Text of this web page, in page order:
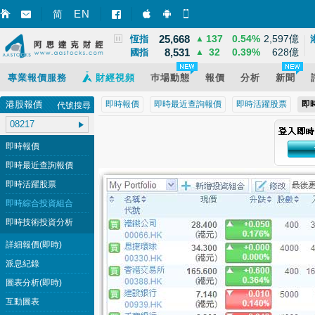
简 EN 智財迅 (iPhone)
智財迅 (Android)
上證 3,940
恆指 25,668 ▲ 137 0.54% 2,597億
國指 8,531 ▲ 32 0.39% 628億
專業報價服務 財經視頻 巿場動態 報價 分析 新聞
即時報價 即時最近查詢報價 即時活躍股票 即
港股報價 代號搜尋
即時報價
即時最近查詢報價
即時活躍股票
即時綜合投資組合
即時技術投資分析
詳細報價(即時)
派息紀錄
圖表分析(即時)
互動圖表